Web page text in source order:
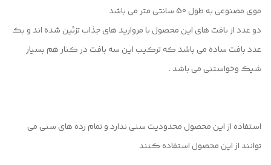
موی مصنوعی به طول 50 سانتی متر می باشد
دو عدد از بافت های این محصول با مروارید های جذاب تزئین شده اند و بک
عدد بافت ساده می باشد که ترکیب این سه بافت در کنار هم بسیار
شیک و‌خواستنی می باشد .
استفاده از این محصول محدودیت سنی ندارد و تمام رده های سنی می
توانند از این محصول استفاده کنند